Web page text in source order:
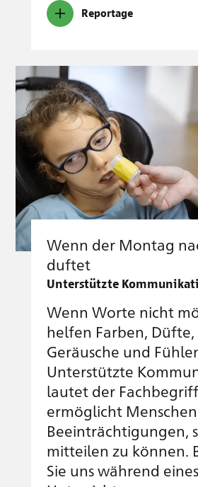
Reportage
Wenn der Montag
duftet
Unterstützte
Wenn Worte nicht
helfen Farben, Düfte,
Geräusche und
Unterstützte
lautet der
ermöglicht
Beeinträchtigungen,
mitteilen zu können.
Sie uns während eines